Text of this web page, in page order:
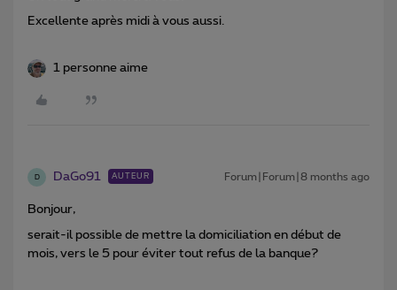
Excellente après midi à vous aussi.
1 personne aime
D DaGo91 AUTEUR Forum|Forum|8 months ago
Bonjour,
serait-il possible de mettre la domiciliation en début de
mois, vers le 5 pour éviter tout refus de la banque?